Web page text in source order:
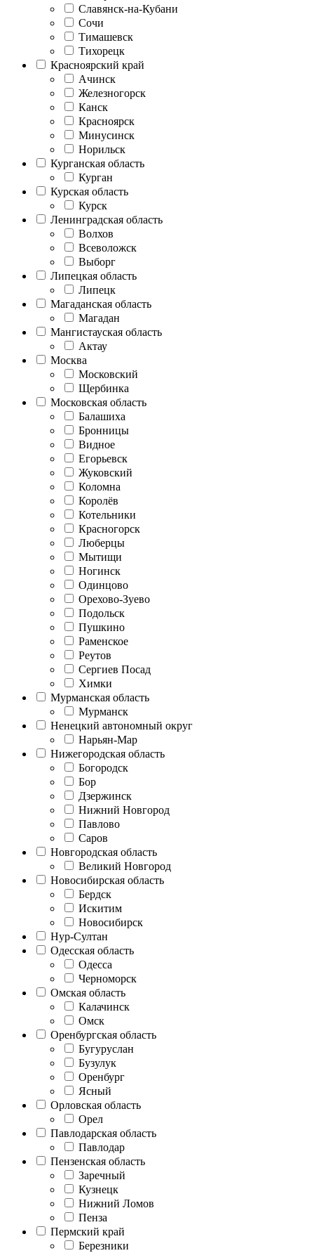
Славянск-на-Кубани
Сочи
Тимашевск
Тихорецк
Красноярский край
Ачинск
Железногорск
Канск
Красноярск
Минусинск
Норильск
Курганская область
Курган
Курская область
Курск
Ленинградская область
Волхов
Всеволожск
Выборг
Липецкая область
Липецк
Магаданская область
Магадан
Мангистауская область
Актау
Москва
Московский
Щербинка
Московская область
Балашиха
Бронницы
Видное
Егорьевск
Жуковский
Коломна
Королёв
Котельники
Красногорск
Люберцы
Мытищи
Ногинск
Одинцово
Орехово-Зуево
Подольск
Пушкино
Раменское
Реутов
Сергиев Посад
Химки
Мурманская область
Мурманск
Ненецкий автономный округ
Нарьян-Мар
Нижегородская область
Богородск
Бор
Дзержинск
Нижний Новгород
Павлово
Саров
Новгородская область
Великий Новгород
Новосибирская область
Бердск
Искитим
Новосибирск
Нур-Султан
Одесская область
Одесса
Черноморск
Омская область
Калачинск
Омск
Оренбургская область
Бугуруслан
Бузулук
Оренбург
Ясный
Орловская область
Орел
Павлодарская область
Павлодар
Пензенская область
Заречный
Кузнецк
Нижний Ломов
Пенза
Пермский край
Березники